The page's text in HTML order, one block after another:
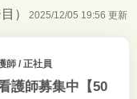
） 2025/12/05 19:56 更新
師 / 正社員
護師募集中【50